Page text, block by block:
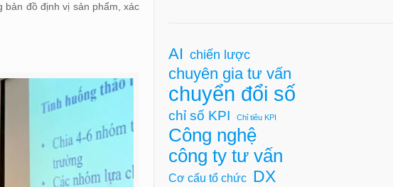
đồ định vị sản phẩm, xác
AI chiến lược
chuyên gia tư vấn
chuyển đổi số
chỉ số KPI Chỉ tiêu KPI
Công nghệ
công ty tư vấn
Cơ cấu tổ chức DX